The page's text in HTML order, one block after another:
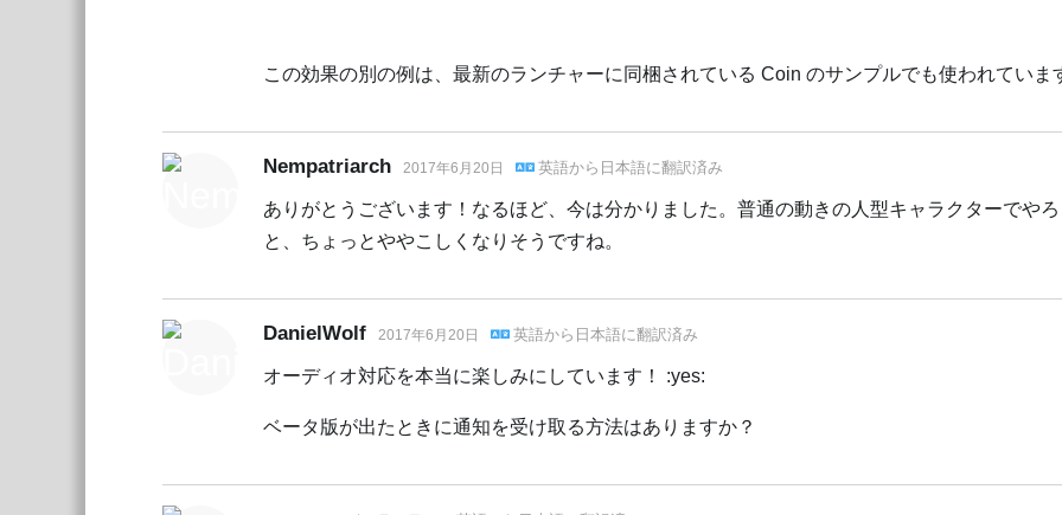
この効果の別の例は、最新のランチャーに同梱されている Coin のサンプルでも使われていま
Nempatriarch 2017年6月20日 英語から 日本語に翻訳済み
ありがとうございます！なるほど、今は分かりました。普通の動きの人型キャラクターでや
と、ちょっとややこしくなりそうですね。
DanielWolf 2017年6月20日 英語から 日本語に翻訳済み
オーディオ対応を本当に楽しみにしています！ :yes:
ベータ版が出たときに通知を受け取る方法はありますか？